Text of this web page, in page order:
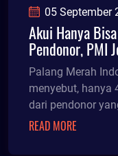
05 September
Akui Hanya
Pendonor, PMI
Pengelolaan
Palang Merah
menyebut, hanya
dari pendonor
60 persen berupa
READ MORE